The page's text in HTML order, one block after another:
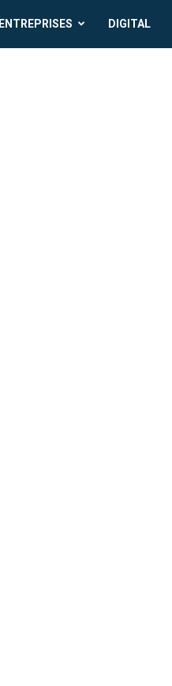
ENTREPRISES DIGITAL